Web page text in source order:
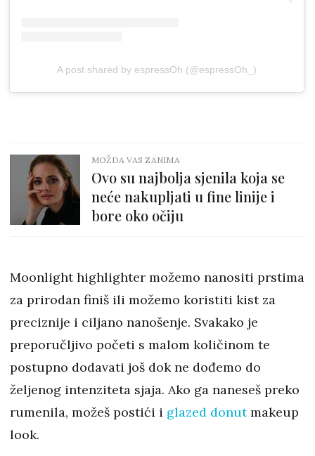
A post shared by espressOh (@espressOh_)
MOŽDA VAS ZANIMA
Ovo su najbolja sjenila koja se
neće nakupljati u fine linije i
bore oko očiju
Moonlight highlighter možemo nanositi prstima
za prirodan finiš ili možemo koristiti kist za
preciznije i ciljano nanošenje. Svakako je
preporučljivo početi s malom količinom te
postupno dodavati još dok ne dođemo do
željenog intenziteta sjaja. Ako ga naneseš preko
rumenila, možeš postići i glazed donutmakeup
look.